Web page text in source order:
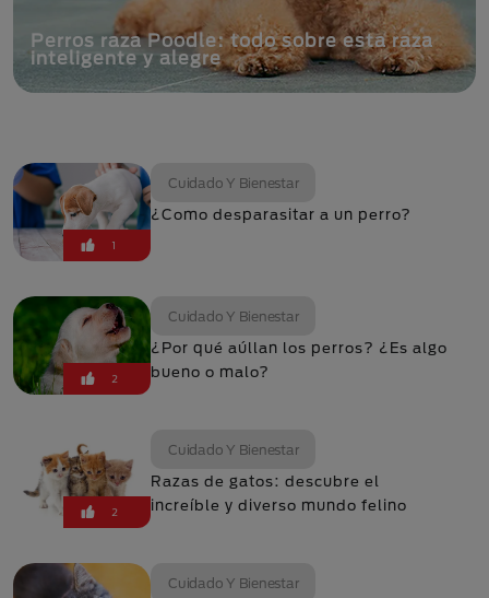
Perros raza Poodle: todo sobre esta raza
inteligente y alegre
1
Cuidado Y Bienestar
¿Como desparasitar a un perro?
2
Cuidado Y Bienestar
¿Por qué aúllan los perros? ¿Es algo
bueno o malo?
2
Cuidado Y Bienestar
Razas de gatos: descubre el
increíble y diverso mundo felino
Cuidado Y Bienestar